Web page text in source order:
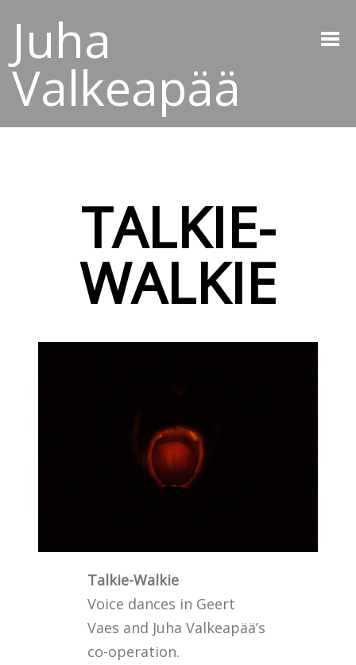
Juha
Valkeapää
TALKIE-
WALKIE
Talkie-Walkie
Voice dances in Geert
Vaes and Juha Valkeapää’s
co-operation.